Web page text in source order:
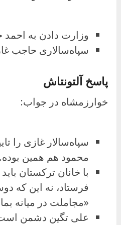
وزارت دادن به
سپاه‌سالاری حاجب
پاسخ آلتونتاش
خوارزمشاه در جواب:
سپاه‌سالار غازی را
محمود هم همین بوده.
با خانان ترکستان
فرستاد، نه این که
«مجاملت در میانه
علی تگین دشمن